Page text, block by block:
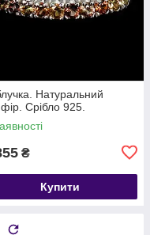
Натуральний
Срібло 925.
₴
Купити